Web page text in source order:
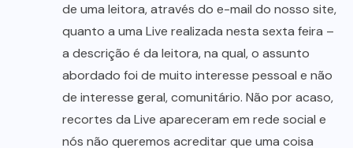
de uma leitora, através do e-mail do nosso site,
quanto a uma Live realizada nesta sexta feira –
a descrição é da leitora, na qual, o assunto
abordado foi de muito interesse pessoal e não
de interesse geral, comunitário. Não por acaso,
recortes da Live apareceram em rede social e
nós não queremos acreditar que uma coisa